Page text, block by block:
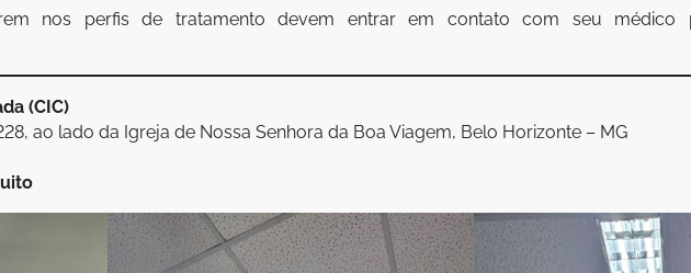
nos perfis de tratamento devem entrar em contato com seu médico
(CIC)
ao lado da Igreja de Nossa Senhora da Boa Viagem, Belo Horizonte – MG